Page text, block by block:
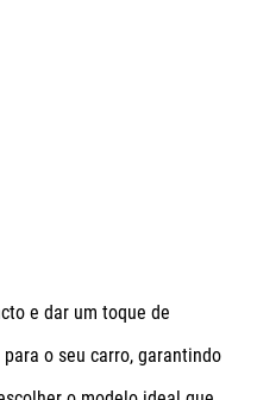
e dar um toque de
o seu carro, garantindo